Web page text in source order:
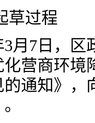
草过程
3月7日，区
化营商环境
通知》，